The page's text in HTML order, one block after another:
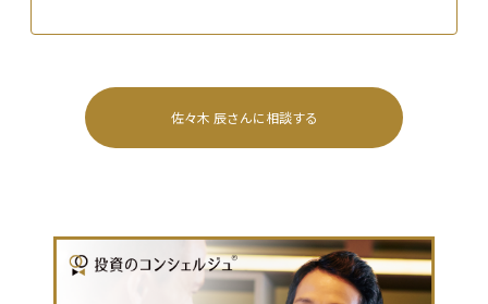
佐々木 辰さんに相談する